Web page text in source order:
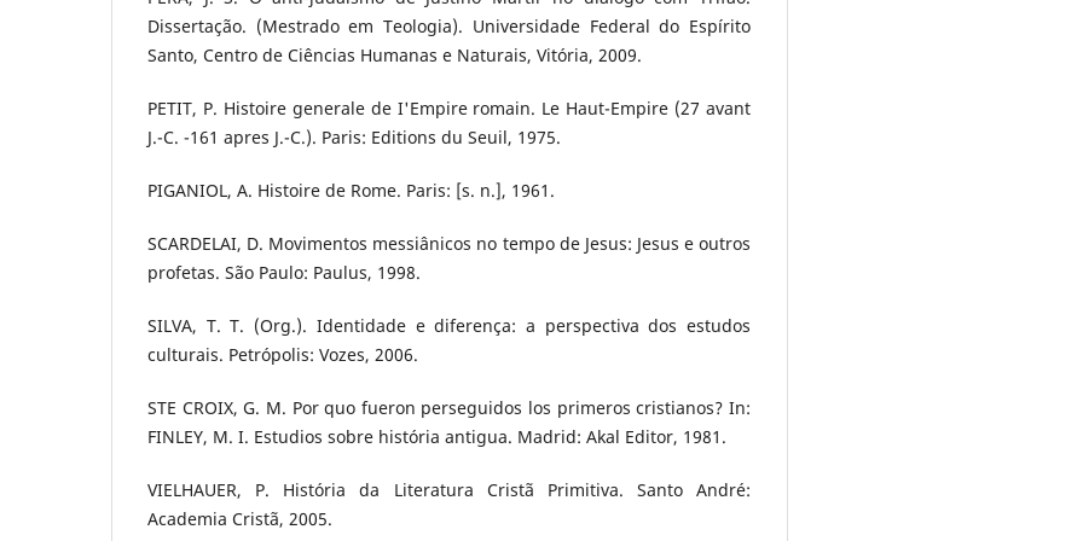
Dissertação. (Mestrado em Teologia). Universidade Federal do Espírito
Santo, Centro de Ciências Humanas e Naturais, Vitória, 2009.
PETIT, P. Histoire generale de I'Empire romain. Le Haut-Empire (27 avant
J.-C. -161 apres J.-C.). Paris: Editions du Seuil, 1975.
PIGANIOL, A. Histoire de Rome. Paris: [s. n.], 1961.
SCARDELAI, D. Movimentos messiânicos no tempo de Jesus: Jesus e outros
profetas. São Paulo: Paulus, 1998.
SILVA, T. T. (Org.). Identidade e diferença: a perspectiva dos estudos
culturais. Petrópolis: Vozes, 2006.
STE CROIX, G. M. Por quo fueron perseguidos los primeros cristianos? In:
FINLEY, M. I. Estudios sobre história antigua. Madrid: Akal Editor, 1981.
VIELHAUER, P. História da Literatura Cristã Primitiva. Santo André:
Academia Cristã, 2005.